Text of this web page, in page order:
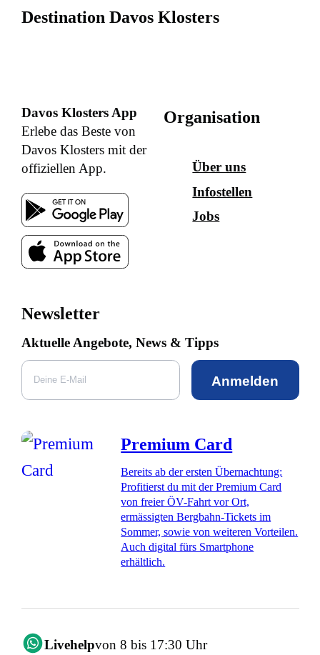
Destination Davos Klosters
Davos Klosters App
Erlebe das Beste von
Davos Klosters mit der
offiziellen App.
Organisation
Über uns
Infostellen
Jobs
Newsletter
Aktuelle Angebote, News & Tipps
Anmelden
Premium Card
Bereits ab der ersten Übernachtung:
Profitierst du mit der Premium Card
von freier ÖV-Fahrt vor Ort,
ermässigten Bergbahn-Tickets im
Sommer, sowie von weiteren Vorteilen.
Auch digital fürs Smartphone
erhältlich.
Livehelpvon 8 bis 17:30 Uhr